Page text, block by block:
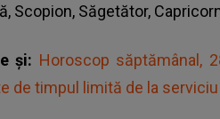
Scopion, Săgetător,
și: Horoscop săptămânal,
de timpul limită de la serviciu